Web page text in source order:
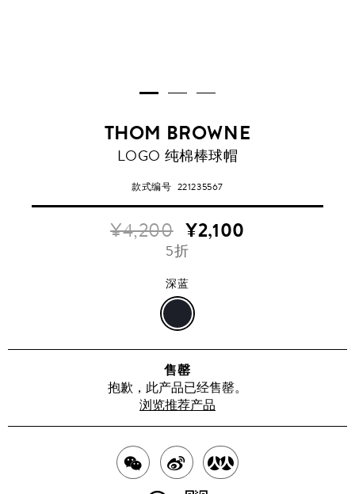
THOM BROWNE
深
LOGO 纯棉棒球帽
款式编号 221235567
¥4,200 ¥2,100
5折
深蓝
深
蓝
售罄
抱歉，此产品已经售罄。
浏览推荐产品
分
分
分